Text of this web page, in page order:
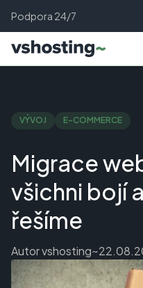
Podpora 24/7
VÝVOJ E-COMMERCE
Migrace
všichni bojí
řešíme
Autorvshosting~